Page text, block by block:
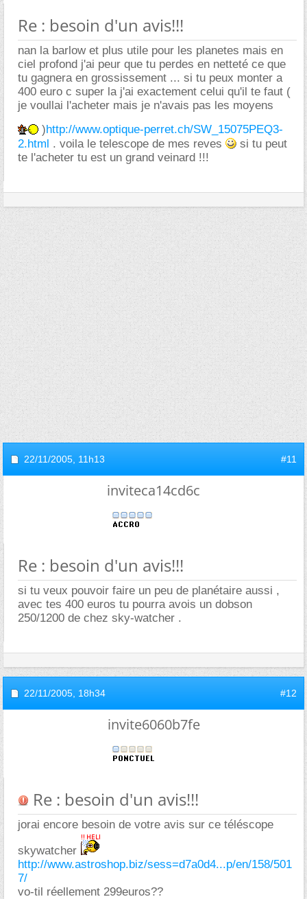
Re : besoin d'un avis!!!
nan la barlow et plus utile pour les planetes mais en
ciel profond j'ai peur que tu perdes en netteté ce que
tu gagnera en grossissement ... si tu peux monter a
400 euro c super la j'ai exactement celui qu'il te faut (
je voullai l'acheter mais je n'avais pas les moyens
)http://www.optique-perret.ch/SW_15075PEQ3-
2.html . voila le telescope de mes reves
si tu peut
te l'acheter tu est un grand veinard !!!
22/11/2005, 11h13 #11
inviteca14cd6c
Re : besoin d'un avis!!!
si tu veux pouvoir faire un peu de planétaire aussi ,
avec tes 400 euros tu pourra avois un dobson
250/1200 de chez sky-watcher .
22/11/2005, 18h34 #12
invite6060b7fe
Re : besoin d'un avis!!!
jorai encore besoin de votre avis sur ce téléscope
skywatcher
http://www.astroshop.biz/sess=d7a0d4...p/en/158/501
7/
vo-til réellement 299euros??